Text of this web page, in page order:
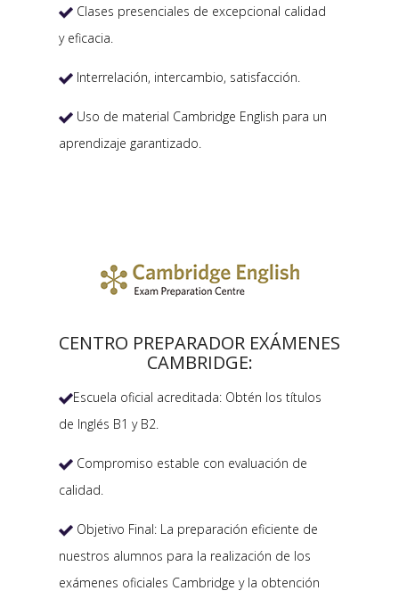
 Clases presenciales de excepcional calidad
y eficacia.
 Interrelación, intercambio, satisfacción.
 Uso de material Cambridge English para un
aprendizaje garantizado.
CENTRO PREPARADOR EXÁMENES
CAMBRIDGE:
Escuela oficial acreditada: Obtén los títulos
de Inglés B1 y B2.
 Compromiso estable con evaluación de
calidad.
 Objetivo Final: La preparación eficiente de
nuestros alumnos para la realización de los
exámenes oficiales Cambridge y la obtención